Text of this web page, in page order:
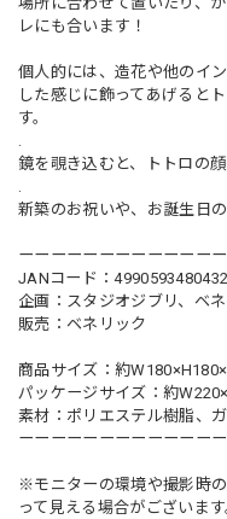
レにも合います！
個人的には、造花や他のイ
した感じに飾ってあげると
す。
鏡を覗き込むと、トトロの
新築のお祝いや、お誕生日
ーーーーーーーーーーーー
JANコード：4990593480432
企画：スタジオジブリ、ベ
販売：ベネリック
商品サイズ：約
パッケージサイズ：約
素材：ポリエステル樹脂、
ーーーーーーーーーーーー
※モニターの環境や撮影時
って見える場合がございま